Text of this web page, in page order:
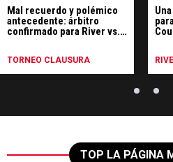
Mal recuerdo y polémico
antecedente: árbitro
confirmado para River vs.
TORNEO CLAUSURA
TOP LA PÁGINA